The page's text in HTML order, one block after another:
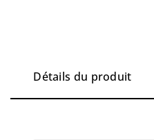
Détails du produit